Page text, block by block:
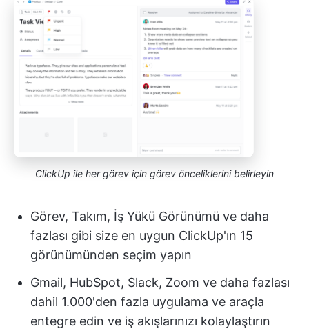
ClickUp ile her görev için görev önceliklerini belirleyin
Görev, Takım, İş Yükü Görünümü ve daha
fazlası gibi size en uygun ClickUp'ın 15
görünümünden seçim yapın
Gmail, HubSpot, Slack, Zoom ve daha fazlası
dahil 1.000'den fazla uygulama ve araçla
entegre edin ve iş akışlarınızı kolaylaştırın